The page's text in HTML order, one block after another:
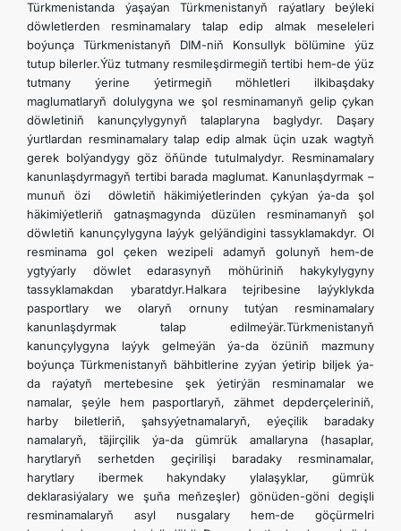
Türkmenistanda ýaşaýan Türkmenistanyň raýatlary beýleki
döwletlerden resminamalary talap edip almak meseleleri
boýunça Türkmenistanyň DIM-niň Konsullyk bölümine ýüz
tutup bilerler.Ýüz tutmany resmileşdirmegiň tertibi hem-de ýüz
tutmany ýerine ýetirmegiň möhletleri ilkibaşdaky
maglumatlaryň dolulygyna we şol resminamanyň gelip çykan
döwletiniň kanunçylygynyň talaplaryna baglydyr. Daşary
ýurtlardan resminamalary talap edip almak üçin uzak wagtyň
gerek bolýandygy göz öňünde tutulmalydyr. Resminamalary
kanunlaşdyrmagyň tertibi barada maglumat. Kanunlaşdyrmak –
munuň özi döwletiň häkimiýetlerinden çykýan ýa-da şol
häkimiýetleriň gatnaşmagynda düzülen resminamanyň şol
döwletiň kanunçylygyna laýyk gelýändigini tassyklamakdyr. Ol
resminama gol çeken wezipeli adamyň golunyň hem-de
ygtyýarly döwlet edarasynyň möhüriniň hakykylygyny
tassyklamakdan ybaratdyr.Halkara tejribesine laýyklykda
pasportlary we olaryň ornuny tutýan resminamalary
kanunlaşdyrmak talap edilmeýär.Türkmenistanyň
kanunçylygyna laýyk gelmeýän ýa-da özüniň mazmuny
boýunça Türkmenistanyň bähbitlerine zyýan ýetirip biljek ýa-
da raýatyň mertebesine şek ýetirýän resminamalar we
namalar, şeýle hem pasportlaryň, zähmet depderçeleriniň,
harby biletleriň, şahsyýetnamalaryň, eýeçilik baradaky
namalaryň, täjirçilik ýa-da gümrük amallaryna (hasaplar,
harytlaryň serhetden geçirilişi baradaky resminamalar,
harytlary ibermek hakyndaky ylalaşyklar, gümrük
deklarasiýalary we şuňa meňzeşler) gönüden-göni degişli
resminamalaryň asyl nusgalary hem-de göçürmelri